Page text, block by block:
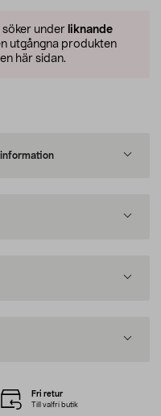
söker under liknande
utgångna produkten
här sidan.
Fri retur
Till valfri butik